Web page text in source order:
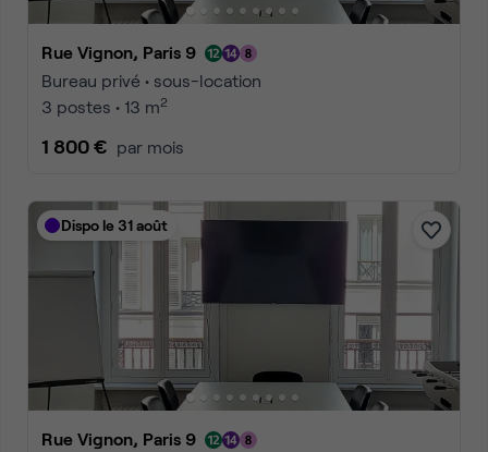
Rue Vignon, Paris 9
Bureau privé • sous-location
3 postes • 13 m2
1 800 € par mois
Dispo le 31 août
Rue Vignon, Paris 9